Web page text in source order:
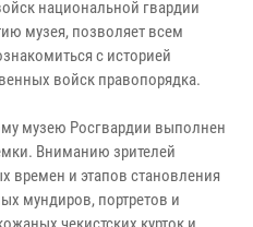
национальной гвардии
музея, позволяет всем
с историей
войск правопорядка.
музею Росгвардии выполнен
Вниманию зрителей
времен и этапов становления
мундиров, портретов и